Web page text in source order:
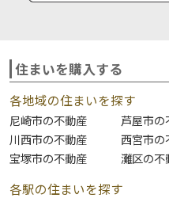
住まいを購入する
各地域の住まいを探す
尼崎市の不動産 芦屋市の
川西市の不動産
西宮市の
宝塚市の不動産
灘区の不
各駅の住まいを探す